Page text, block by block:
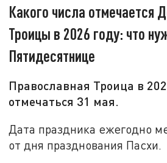
Какого числа отмечается
Троицы в 2026 году: что
Пятидесятнице
Православная Троица в
отмечаться 31 мая.
Дата праздника ежегодно
от дня празднования Пасхи.